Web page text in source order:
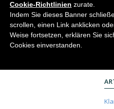
Evolution durch
Peer Schilperoord
Elemente der
Cookie-Richtlinien zurate.
Indem Sie dieses Banner
scrollen, einen Link anklicken
Weise fortsetzen, erklären Sie
Cookies einverstanden.